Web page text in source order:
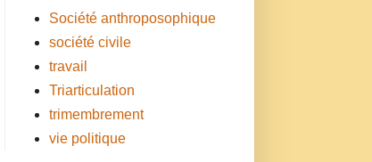
Société anthroposophique
société civile
travail
Triarticulation
trimembrement
vie politique